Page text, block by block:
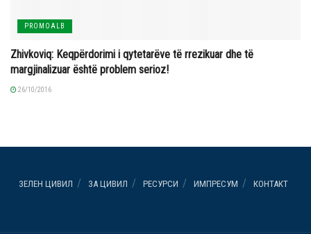
PROMOALB
Zhivkoviq: Keqpërdorimi i qytetarëve të rrezikuar dhe të
margjinalizuar është problem serioz!
26/10/2016
ЗЕЛЕН ЦИВИЛ ЗА ЦИВИЛ РЕСУРСИ ИМПРЕСУМ КОНТАКТ